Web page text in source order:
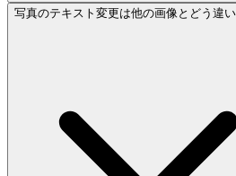
写真のテキスト変更は他の画像とどう違